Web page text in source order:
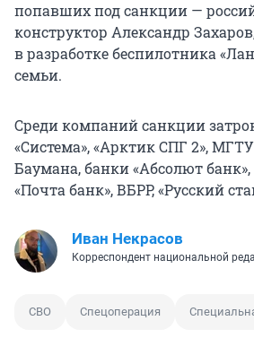
попавших под санкции —
конструктор Александр
в разработке беспилотника
семьи.
Среди компаний санкции
«Система», «Арктик СПГ 2»,
Баумана, банки «Абсолют
«Почта банк», ВБРР, «Русский
Иван Некрасов
Корреспондент национальной
СВО Спецоперация